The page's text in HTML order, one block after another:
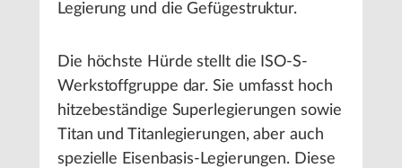
Legierung und die Gefügestruktur.
Die höchste Hürde stellt die ISO-S-
Werkstoffgruppe dar. Sie umfasst hoch
hitzebeständige Superlegierungen sowie
Titan und Titanlegierungen, aber auch
spezielle Eisenbasis-Legierungen. Diese